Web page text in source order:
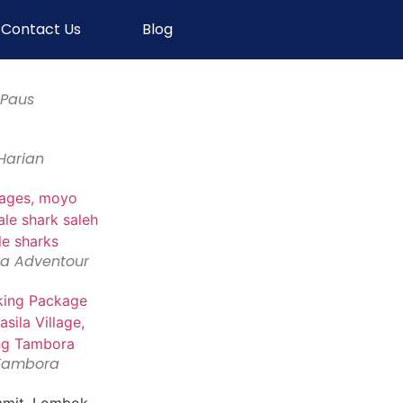
Contact Us Blog
Adventour